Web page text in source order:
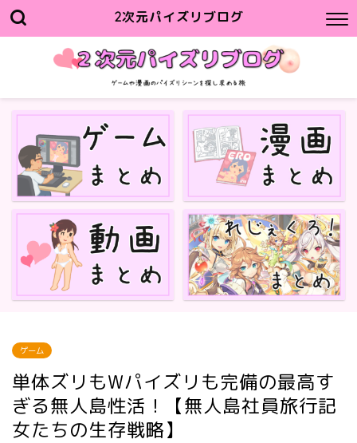
2次元パイズリブログ
ゲーム
単体ズリもWパイズリも完備の最高す
ぎる無人島性活！【無人島社員旅行記
女たちの生存戦略】